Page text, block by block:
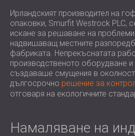
ШУМОИЗОЛАЦИЯ И
ЗДРАВНИЯ СЕКТОР
ЗВУКОИЗОЛАЦИОННИ
РЕШЕНИЯ ЗА
СЕКТОР
ЗВУКОИЗОЛАЦИОННИ
РЕШЕНИЯ ЗА
Ирландският производител на
опаковки, Smurfit Westrock PLC,
искане за решаване на
надвишаващ местните
фабриката. Непрекъснатата
производственото оборудване и
създаваше смущения в
дългосрочно решение за
отговаря на екологичните
Намаляване на